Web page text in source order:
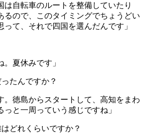
は自転車のルートを整備していたり
るので、このタイミングでちょうどい
って、それで四国を選んだんです」
。夏休みです」
たんですか？
。徳島からスタートして、高知をまわ
っと一周っていう感じですね」
どれくらいですか？